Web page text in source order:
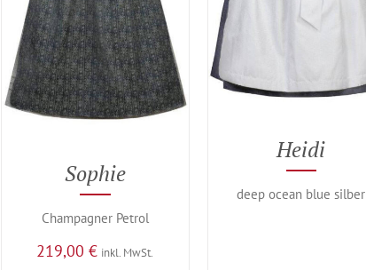
Sophie
Champagner Petrol
219,00€ inkl. MwSt.
Heidi
deep ocean blue silber